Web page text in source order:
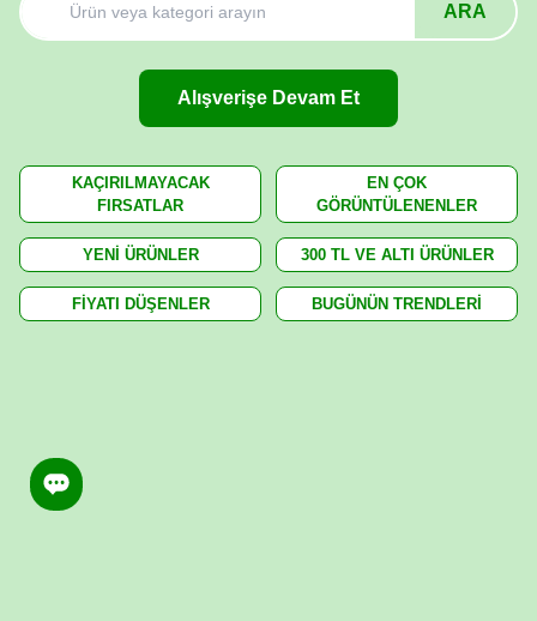
ARA
Alışverişe Devam Et
KAÇIRILMAYACAK
FIRSATLAR
EN ÇOK
GÖRÜNTÜLENENLER
YENİ ÜRÜNLER 300 TL VE ALTI ÜRÜNLER
FİYATI DÜŞENLER BUGÜNÜN TRENDLERİ